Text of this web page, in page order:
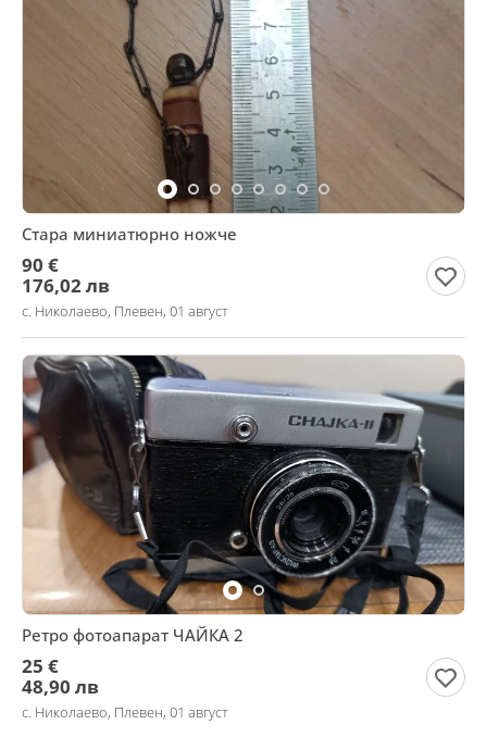
Стара миниатюрно ножче
90 €
176,02 лв
с. Николаево, Плевен, 01 август
Ретро фотоапарат ЧАЙКА 2
25 €
48,90 лв
с. Николаево, Плевен, 01 август